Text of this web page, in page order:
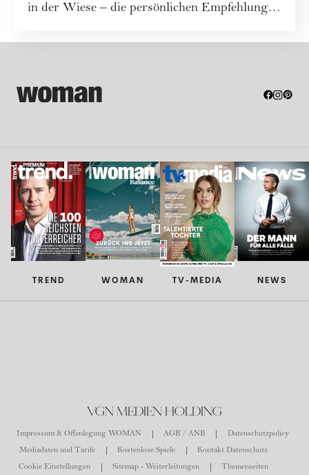
in der Wiese – die persönlichen Empfehlungen
TREND WOMAN TV-MEDIA NEWS
VGN MEDIEN HOLDING
Impressum & Offenlegung WOMAN AGB / ANB
Datenschutzpolicy
Mediadaten und Tarife
Kostenlose Spiele
Kontakt Datenschutz
Cookie Einstellungen
Sitemap - Weiterleitungen Themenseiten